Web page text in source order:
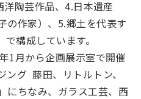
陶芸作品、4.日本遺産
の作家）、5.郷土を代表す
構成しています。
1月から企画展示室で開催
ング 藤田、リトルトン、
にちなみ、ガラス工芸、西